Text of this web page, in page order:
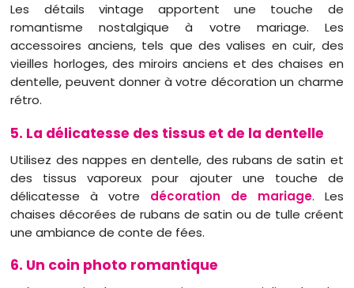
Les détails vintage apportent une touche de
romantisme nostalgique à votre mariage. Les
accessoires anciens, tels que des valises en cuir, des
vieilles horloges, des miroirs anciens et des chaises en
dentelle, peuvent donner à votre décoration un charme
rétro.
5. La délicatesse des tissus et de la dentelle
Utilisez des nappes en dentelle, des rubans de satin et
des tissus vaporeux pour ajouter une touche de
délicatesse à votre décoration de mariage. Les
chaises décorées de rubans de satin ou de tulle créent
une ambiance de conte de fées.
6. Un coin photo romantique